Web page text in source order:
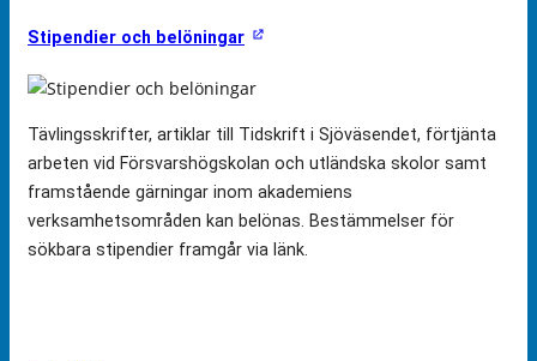
Stipendier och belöningar
Tävlingsskrifter, artiklar till Tidskrift i Sjöväsendet, förtjänta
arbeten vid Försvarshögskolan och utländska skolor samt
framstående gärningar inom akademiens
verksamhetsområden kan belönas. Bestämmelser för
sökbara stipendier framgår via länk.